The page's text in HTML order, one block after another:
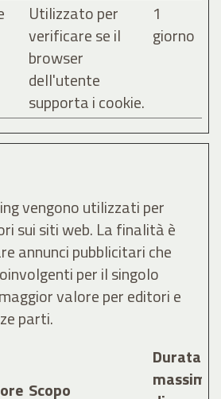
Utilizzato per
verificare se il
browser
dell'utente
supporta i cookie.
1
giorno
vengono utilizzati per
sui siti web. La finalità è
annunci pubblicitari che
per il singolo
valore per editori e
parti.
Scopo
Durata
massima